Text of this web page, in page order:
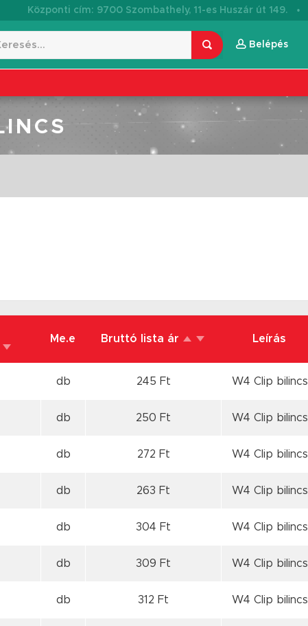
Központi cím: 9700 Szombathely, 11-es Huszár út 149. ·
Belépés
Me.e Bruttó lista ár Leírás
db 245 Ft W4 Clip bilincs
db 250 Ft W4 Clip bilincs
db 272 Ft W4 Clip bilincs
db 263 Ft W4 Clip bilincs
db 304 Ft W4 Clip bilincs
db 309 Ft W4 Clip bilincs
db 312 Ft W4 Clip bilincs